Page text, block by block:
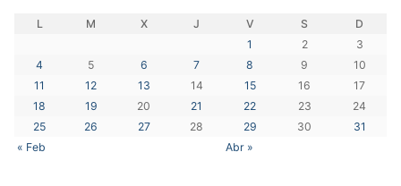
L M X J V S D
« Feb Abr »
1 2
3
4
5 6 7 8 9
10
11
12 13 14 15 16
17
18
19 20 21 22 23
24
25
26 27 28 29 30 31